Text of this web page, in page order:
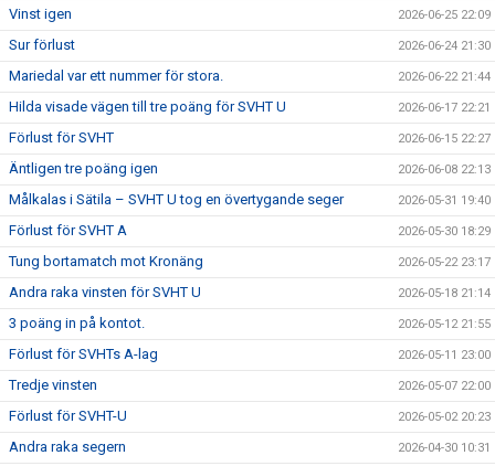
Vinst igen 2026-06-25 22:09
Sur förlust 2026-06-24 21:30
Mariedal var ett nummer för stora. 2026-06-22 21:44
Hilda visade vägen till tre poäng för SVHT U 2026-06-17 22:21
Förlust för SVHT 2026-06-15 22:27
Äntligen tre poäng igen 2026-06-08 22:13
Målkalas i Sätila – SVHT U tog en övertygande seger 2026-05-31 19:40
Förlust för SVHT A 2026-05-30 18:29
Tung bortamatch mot Kronäng 2026-05-22 23:17
Andra raka vinsten för SVHT U 2026-05-18 21:14
3 poäng in på kontot. 2026-05-12 21:55
Förlust för SVHTs A-lag 2026-05-11 23:00
Tredje vinsten 2026-05-07 22:00
Förlust för SVHT-U 2026-05-02 20:23
Andra raka segern 2026-04-30 10:31